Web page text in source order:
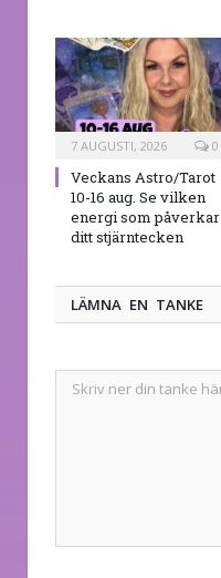
7 AUGUSTI, 2026 0
Veckans Astro/Tarot
10-16 aug. Se vilken
energi som påverkar
ditt stjärntecken
LÄMNA EN TANKE